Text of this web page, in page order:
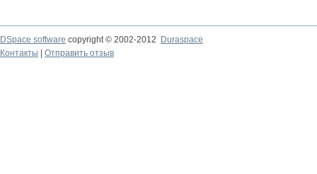
DSpace software copyright © 2002-2012
Duraspace
Контакты
Отправить отзыв